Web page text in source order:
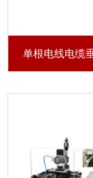
单根电线电缆